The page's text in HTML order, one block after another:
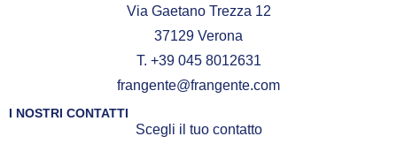
Via Gaetano Trezza 12
37129 Verona
T. +39 045 8012631
frangente@frangente.com
I NOSTRI CONTATTI
Scegli il tuo contatto